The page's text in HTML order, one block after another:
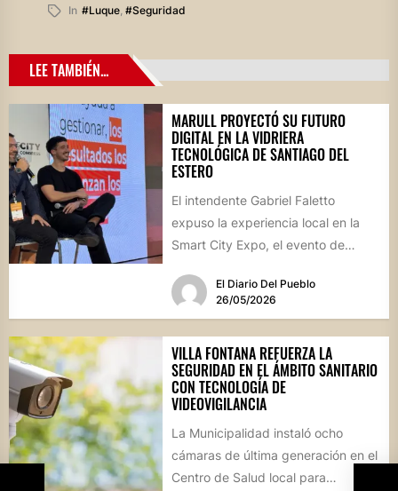
In #luque, #seguridad
LEE TAMBIÉN...
MARULL PROYECTÓ SU FUTURO
DIGITAL EN LA VIDRIERA
TECNOLÓGICA DE SANTIAGO DEL
ESTERO
El intendente Gabriel Faletto
expuso la experiencia local en la
Smart City Expo, el evento de
importante...El Diario Del Pueblo
26/05/2026
VILLA FONTANA REFUERZA LA
SEGURIDAD EN EL ÁMBITO SANITARIO
CON TECNOLOGÍA DE
VIDEOVIGILANCIA
La Municipalidad instaló ocho
cámaras de última generación en el
Centro de Salud local para